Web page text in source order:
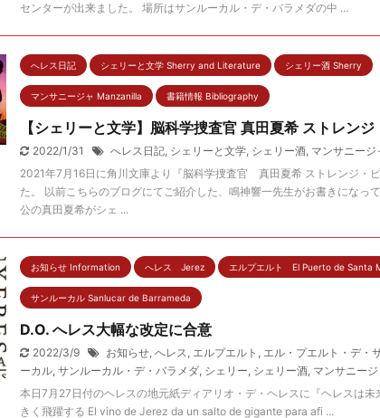
センターが出来ました。 場所はサンルーカル・デ・バラメダの中 ...
へレス日記 シェリーと文学 Sherry and Literature シェリー酒 Sherry
マンサニージャ Manzanilla 書籍情報 Bibliography
【シェリーと文学】脳科学捜査官 真田夏希 ストレンジ
2022/1/31 へレス日記, シェリーと文学, シェリー酒, マンサニージ
2021年7月16日に角川文庫より『脳科学捜査官 真田夏希 ストレンジ・
た。 以前こちらのブログにてご紹介した、鳴神響一先生がお書きになっ
公の真田夏希がシェ ...
お知らせ Information へレス Jerez エルプエルト El Puerto de Santa
サンルーカル Sanlucar de Barrameda
D.O. へレス大幅な改定に合意
2022/3/9 お知らせ, へレス, エルプエルト , エル・プエルト・デ・
ーカル, サンルーカル・デ・バラメダ, シェリー, シェリー酒, マンサニージ
本日7月27日付のヘレスの地元紙ディアリオ・デ・ヘレスに『ヘレスは未
きく飛躍する El vino de Jerez da un salto de gigante para afi ...